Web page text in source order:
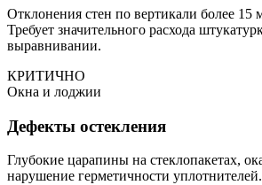
Отклонения стен по вертикали более 15
Требует значительного расхода
выравнивании.
КРИТИЧНО
Окна и лоджии
Дефекты остекления
Глубокие царапины на стеклопакетах,
нарушение герметичности уплотнителей.